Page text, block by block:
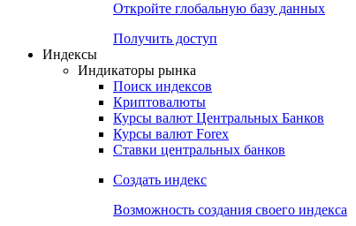
Откройте глобальную базу данных
Получить доступ
Индексы
Индикаторы рынка
Поиск индексов
Криптовалюты
Курсы валют Центральных Банков
Курсы валют Forex
Ставки центральных банков
Создать индекс
Возможность создания своего индекса